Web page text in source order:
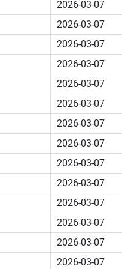
2026-03-07
2026-03-07
2026-03-07
2026-03-07
2026-03-07
2026-03-07
2026-03-07
2026-03-07
2026-03-07
2026-03-07
2026-03-07
2026-03-07
2026-03-07
2026-03-07